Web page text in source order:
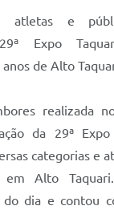
atletas e
Expo
de Alto
realizada
da 29ª
categorias e
Alto
dia e contou